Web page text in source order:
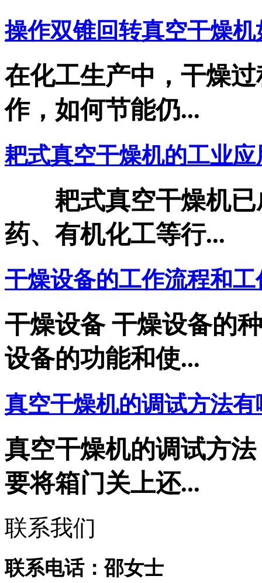
操作双锥回转真空干燥机
在化工生产中，干燥
作，如何节能仍...
耙式真空干燥机的工业应
耙式真空干燥机已
药、有机化工等行...
干燥设备的工作流程和工
干燥设备 干燥设备的
设备的功能和使...
真空干燥机的调试方法有
真空干燥机的调试方
要将箱门关上还...
联系我们
联系电话：邵女士